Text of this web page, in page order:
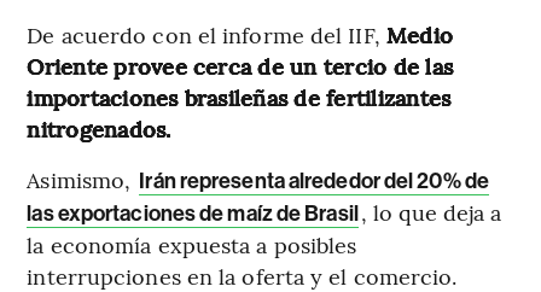
De acuerdo con el informe del IIF, Medio
Oriente provee cerca de un tercio de las
importaciones brasileñas de fertilizantes
nitrogenados.
Asimismo, Irán representa alrededor del 20% de
las exportaciones de maíz de Brasil, lo que deja a
la economía expuesta a posibles
interrupciones en la oferta y el comercio.